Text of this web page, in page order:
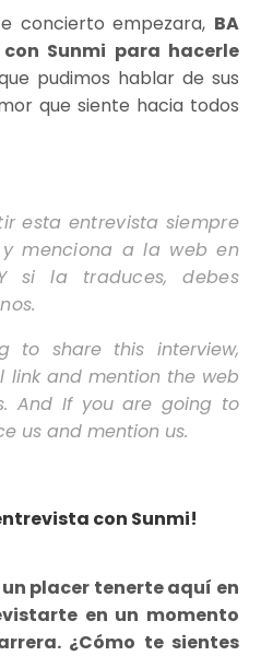
concierto empezara, BA
Sunmi para hacerle
pudimos hablar de sus
que siente hacia todos
esta entrevista siempre
menciona a la web en
si la traduces, debes
to share this interview,
link and mention the web
And If you are going to
us and mention us.
con Sunmi!
un placer tenerte aquí en
en un momento
¿Cómo te sientes